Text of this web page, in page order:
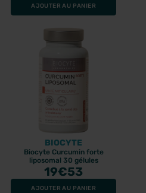
AJOUTER AU PANIER
BIOCYTE
Biocyte Curcumin forte
liposomal 30 gélules
19€53
AJOUTER AU PANIER